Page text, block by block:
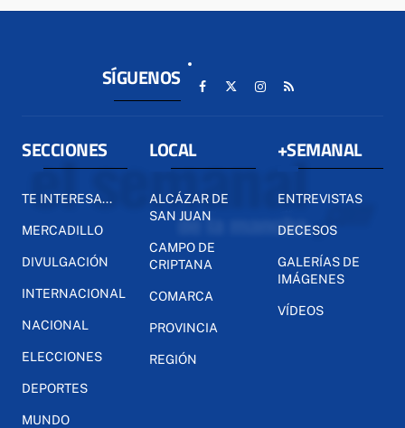
SÍGUENOS
SECCIONES
TE INTERESA...
MERCADILLO
DIVULGACIÓN
INTERNACIONAL
NACIONAL
ELECCIONES
DEPORTES
MUNDO
LOCAL
ALCÁZAR DE
SAN JUAN
CAMPO DE
CRIPTANA
COMARCA
PROVINCIA
REGIÓN
+SEMANAL
ENTREVISTAS
DECESOS
GALERÍAS DE
IMÁGENES
VÍDEOS